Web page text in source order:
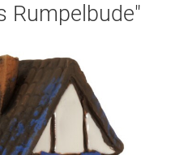
Rumpelbude"